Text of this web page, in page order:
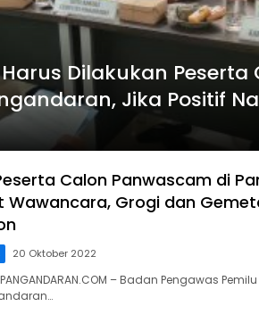
Dilakukan Peserta
Jika Positif
Calon Panwascam di
Wawancara, Grogi dan
20 Oktober 2022
– Badan Pengawas